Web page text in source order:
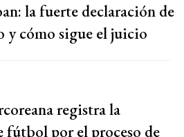
la fuerte declaración de
y cómo sigue el juicio
registra la
fútbol por el proceso de